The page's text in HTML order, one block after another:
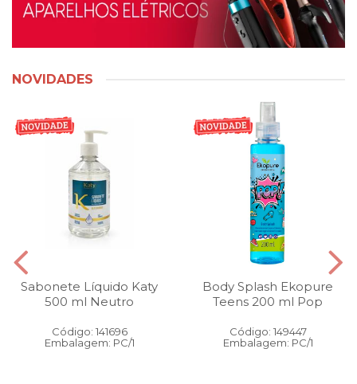
NOVIDADES
Sabonete Líquido Katy
500 ml Neutro
Código: 141696
Embalagem: PC/1
Body Splash Ekopure
Teens 200 ml Pop
Código: 149447
Embalagem: PC/1